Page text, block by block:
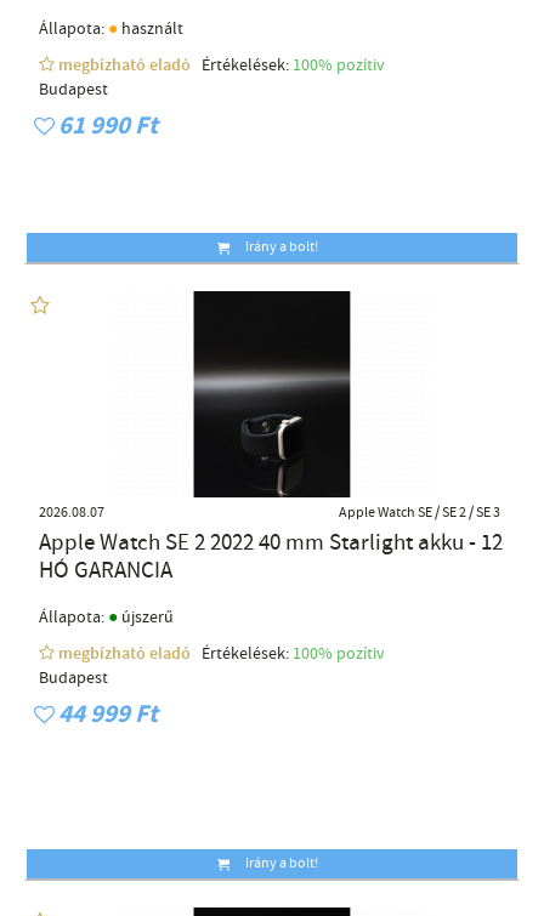
Állapota: ● használt
megbízható eladó
Értékelések: 100% pozítiv
Budapest
61 990 Ft
Irány a bolt!
2026.08.07 Apple Watch SE / SE 2 / SE 3
Apple Watch SE 2 2022 40 mm Starlight akku - 12
HÓ GARANCIA
Állapota: ● újszerű
megbízható eladó
Értékelések: 100% pozítiv
Budapest
44 999 Ft
Irány a bolt!